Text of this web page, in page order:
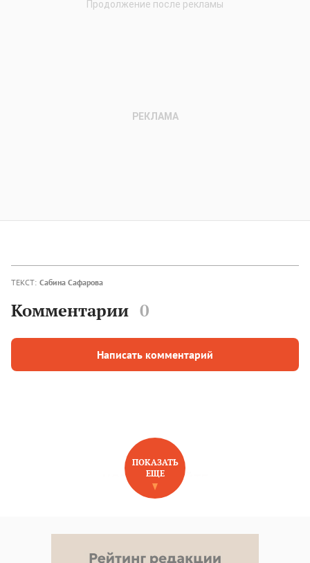
ТЕКСТ: Сабина Сафарова
Комментарии 0
Написать комментарий
НОВОЕ НА САЙТЕ
ПОКАЗАТЬ
ЕЩЕ